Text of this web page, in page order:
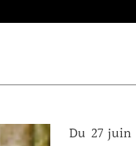
Du 27